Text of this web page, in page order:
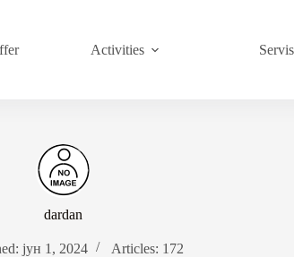
Activities
dardan
јун 1, 2024 Articles: 172